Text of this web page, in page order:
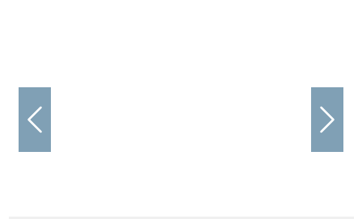
Previous Next